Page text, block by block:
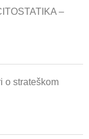
–
o strateškom